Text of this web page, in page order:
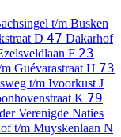
t/m Busken
D 47 Dakarhof
F 23
Guévarastraat H 73
t/m Ivoorkust J
K 79
Verenigde Naties
t/m Muyskenlaan N